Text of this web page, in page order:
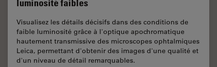
luminosité faibles
Visualisez les détails décisifs dans des conditions de
faible luminosité grâce à l'optique apochromatique
hautement transmissive des microscopes ophtalmiques
Leica, permettant d'obtenir des images d'une qualité et
d'un niveau de détail remarquables.